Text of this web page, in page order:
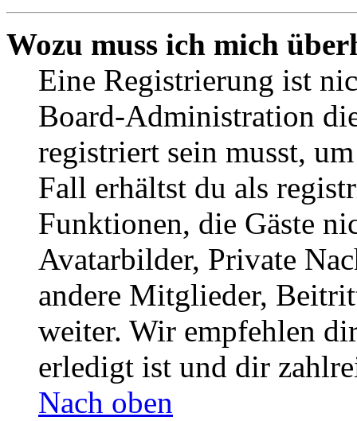
Wozu muss ich mich
Eine Registrierung ist
Board-Administration
registriert sein musst,
Fall erhältst du als
Funktionen, die Gäste
Avatarbilder, Private
andere Mitglieder,
weiter. Wir empfehlen
erledigt ist und dir
Nach oben